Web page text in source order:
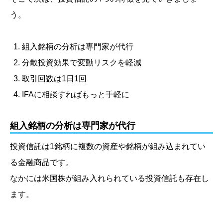
う。
組入銘柄の分析は専門家が代行
分散投資効果で変動リスクを軽減
取引回数は1日1回
IFAに相談すればもっと手軽に
組入銘柄の分析は専門家が代行
投資信託は1銘柄に複数の資産や銘柄が組み込まれてい
る金融商品です。
なかには米国株が組み入れられている投資信託も存在し
ます。